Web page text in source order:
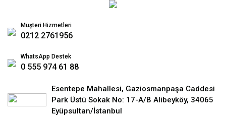
Müşteri Hizmetleri
0212 2761956
WhatsApp Destek
0 555 974 61 88
Esentepe Mahallesi, Gaziosmanpaşa Caddesi
Park Üstü Sokak No: 17-A/B Alibeyköy, 34065
Eyüpsultan/İstanbul